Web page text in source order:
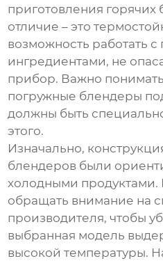
приготовления
отличие – это
возможность работать с
ингредиентами, не
прибор. Важно
погружные блендеры
должны быть
этого.
Изначально,
блендеров были
холодными продуктами.
обращать внимание на
производителя, чтобы
выбранная модель
высокой температуры.